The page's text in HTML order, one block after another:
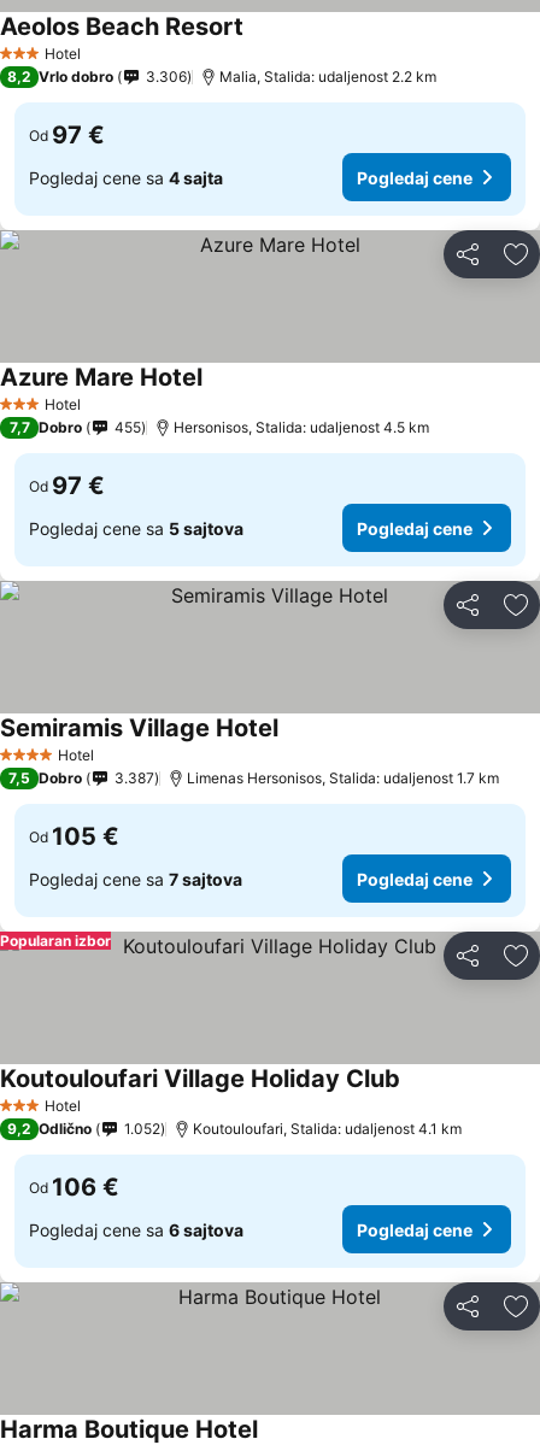
3 Zvezdice
Hotel
Aeolos Beach Resort
8,2 Vrlo dobro 3.306 Malia, Stalida: udaljenost 2.2 km
Od 97 €
Pogledaj cene sa 4 sajta Pogledaj cene
Deli
3 Zvezdice
Hotel
Azure Mare Hotel
7,7 Dobro 455 Hersonisos, Stalida: udaljenost 4.5 km
Od 97 €
Pogledaj cene sa 5 sajtova Pogledaj cene
Deli
4 ZvezdiceHotel
Semiramis Village Hotel
7,5 Dobro 3.387 Limenas Hersonisos, Stalida: udaljenost 1.7 km
Od 105 €
Pogledaj cene sa 7 sajtova Pogledaj cene
Deli
Popularan izbor
3 Zvezdice
Hotel
Koutouloufari Village Holiday Club
9,2 Odlično 1.052 Koutouloufari, Stalida: udaljenost 4.1 km
Od 106 €
Pogledaj cene sa 6 sajtova Pogledaj cene
Deli
Harma Boutique Hotel